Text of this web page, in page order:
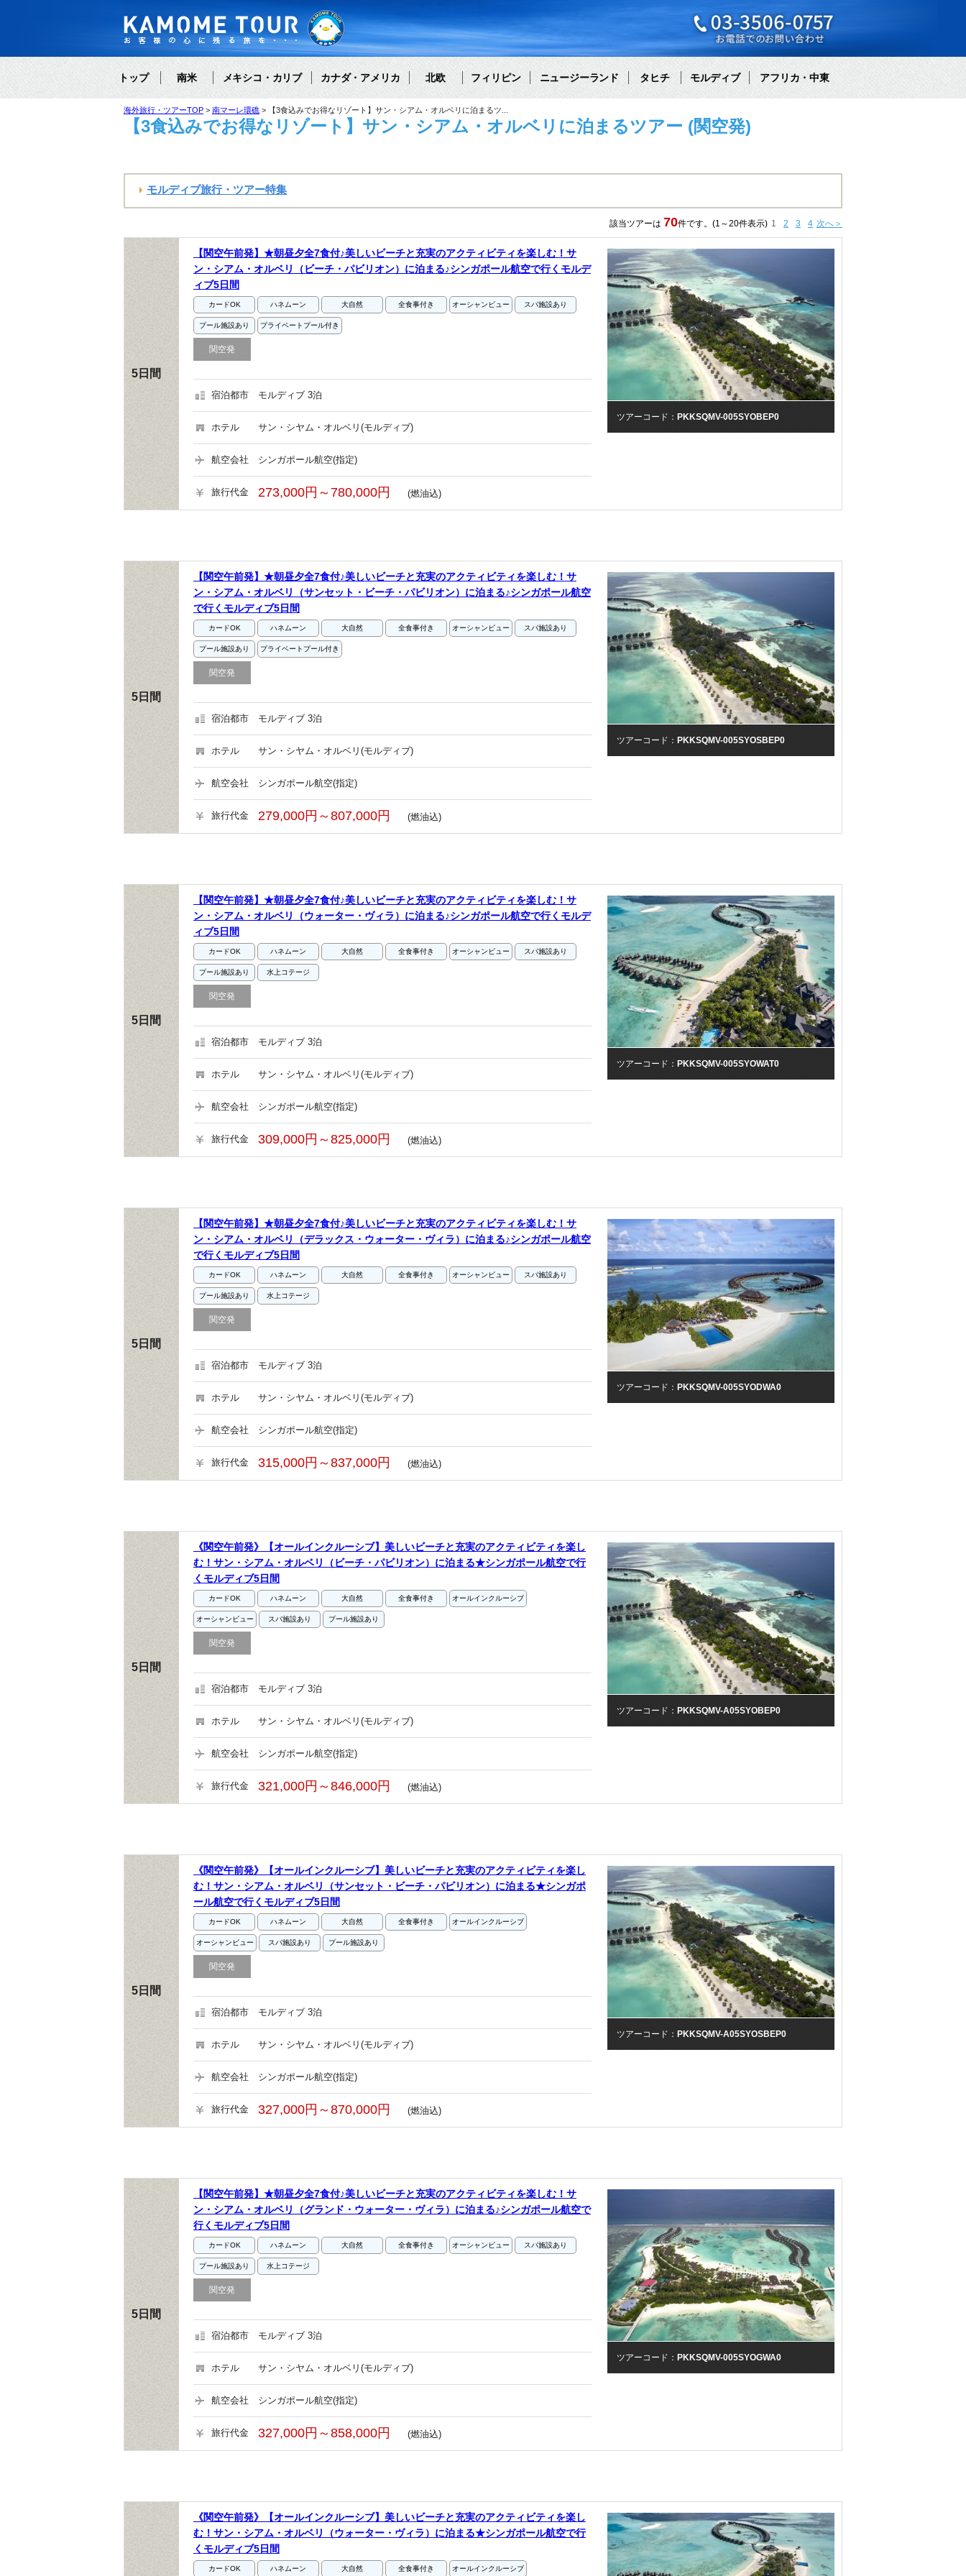
トップ 南米 メキシコ・カリブ カナダ・アメリカ 北欧 フィリピン ニュージーランド タヒチ モルディブ アフリカ・中東
海外旅行・ツアーTOP 南マーレ環礁 【3食込みでお得なリゾート】サン・シアム・オルベリに泊まるツ...
【3食込みでお得なリゾート】サン・シアム・オルベリに泊まるツアー (関空発)
モルディブ旅行・ツアー特集
該当ツアーは 70件です。(1～20件表示) 1 2 3 4 次へ＞
5日間
【関空午前発】★朝昼夕全7食付♪美しいビーチと充実のアクティビティを楽しむ！サ
ン・シアム・オルベリ（ビーチ・パビリオン）に泊まる♪シンガポール航空で行くモルデ
ィブ5日間
カードOK ハネムーン 大自然 全食事付き オーシャンビュー スパ施設あり
プール施設あり プライベートプール付き
関空発
宿泊都市 モルディブ 3泊
ホテル サン・シヤム・オルベリ(モルディブ)
航空会社 シンガポール航空(指定)
旅行代金 273,000円～780,000円 (燃油込)
ツアーコード：PKKSQMV-005SYOBEP0
5日間
【関空午前発】★朝昼夕全7食付♪美しいビーチと充実のアクティビティを楽しむ！サ
ン・シアム・オルベリ（サンセット・ビーチ・パビリオン）に泊まる♪シンガポール航空
で行くモルディブ5日間
カードOK ハネムーン 大自然 全食事付き オーシャンビュー スパ施設あり
プール施設あり プライベートプール付き
関空発
宿泊都市 モルディブ 3泊
ホテル サン・シヤム・オルベリ(モルディブ)
航空会社 シンガポール航空(指定)
旅行代金 279,000円～807,000円 (燃油込)
ツアーコード：PKKSQMV-005SYOSBEP0
5日間
【関空午前発】★朝昼夕全7食付♪美しいビーチと充実のアクティビティを楽しむ！サ
ン・シアム・オルベリ（ウォーター・ヴィラ）に泊まる♪シンガポール航空で行くモルデ
ィブ5日間
カードOK ハネムーン 大自然 全食事付き オーシャンビュー スパ施設あり
プール施設あり 水上コテージ
関空発
宿泊都市 モルディブ 3泊
ホテル サン・シヤム・オルベリ(モルディブ)
航空会社 シンガポール航空(指定)
旅行代金 309,000円～825,000円 (燃油込)
ツアーコード：PKKSQMV-005SYOWAT0
5日間
【関空午前発】★朝昼夕全7食付♪美しいビーチと充実のアクティビティを楽しむ！サ
ン・シアム・オルベリ（デラックス・ウォーター・ヴィラ）に泊まる♪シンガポール航空
で行くモルディブ5日間
カードOK ハネムーン 大自然 全食事付き オーシャンビュー スパ施設あり
プール施設あり 水上コテージ
関空発
宿泊都市 モルディブ 3泊
ホテル サン・シヤム・オルベリ(モルディブ)
航空会社 シンガポール航空(指定)
旅行代金 315,000円～837,000円 (燃油込)
ツアーコード：PKKSQMV-005SYODWA0
5日間
《関空午前発》【オールインクルーシブ】美しいビーチと充実のアクティビティを楽し
む！サン・シアム・オルベリ（ビーチ・パビリオン）に泊まる★シンガポール航空で行
くモルディブ5日間
カードOK ハネムーン 大自然 全食事付き オールインクルーシブ
オーシャンビュー スパ施設あり プール施設あり
関空発
宿泊都市 モルディブ 3泊
ホテル サン・シヤム・オルベリ(モルディブ)
航空会社 シンガポール航空(指定)
旅行代金 321,000円～846,000円 (燃油込)
ツアーコード：PKKSQMV-A05SYOBEP0
5日間
《関空午前発》【オールインクルーシブ】美しいビーチと充実のアクティビティを楽し
む！サン・シアム・オルベリ（サンセット・ビーチ・パビリオン）に泊まる★シンガポ
ール航空で行くモルディブ5日間
カードOK ハネムーン 大自然 全食事付き オールインクルーシブ
オーシャンビュー スパ施設あり プール施設あり
関空発
宿泊都市 モルディブ 3泊
ホテル サン・シヤム・オルベリ(モルディブ)
航空会社 シンガポール航空(指定)
旅行代金 327,000円～870,000円 (燃油込)
ツアーコード：PKKSQMV-A05SYOSBEP0
5日間
【関空午前発】★朝昼夕全7食付♪美しいビーチと充実のアクティビティを楽しむ！サ
ン・シアム・オルベリ（グランド・ウォーター・ヴィラ）に泊まる♪シンガポール航空で
行くモルディブ5日間
カードOK ハネムーン 大自然 全食事付き オーシャンビュー スパ施設あり
プール施設あり 水上コテージ
関空発
宿泊都市 モルディブ 3泊
ホテル サン・シヤム・オルベリ(モルディブ)
航空会社 シンガポール航空(指定)
旅行代金 327,000円～858,000円 (燃油込)
ツアーコード：PKKSQMV-005SYOGWA0
《関空午前発》【オールインクルーシブ】美しいビーチと充実のアクティビティを楽し
む！サン・シアム・オルベリ（ウォーター・ヴィラ）に泊まる★シンガポール航空で行
くモルディブ5日間
カードOK ハネムーン 大自然 全食事付き オールインクルーシブ